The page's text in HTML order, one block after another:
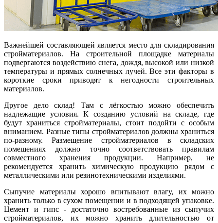
Важнейшей составляющей является место для складирования
стройматериалов. На строительной площадке материалы
подвергаются воздействию снега, дождя, высокой или низкой
температуры и прямых солнечных лучей. Все эти факторы в
короткие сроки приводят к негодности строительных
материалов.
Другое дело склад! Там с лёгкостью можно обеспечить
надлежащие условия. К созданию условий на складе, где
будут храниться стройматериалы, стоит подойти с особым
вниманием. Разные типы стройматериалов должны храниться
по-разному. Размещение стройматериалов в складских
помещениях должно точно соответствовать правилам
совместного хранения продукции. Например, не
рекомендуется хранить химическую продукцию рядом с
металлическими или резинотехническими изделиями.
Сыпучие материалы хорошо впитывают влагу, их можно
хранить только в сухом помещении и в подходящей упаковке.
Цемент и гипс - достаточно востребованные из сыпучих
стройматериалов, их можно хранить длительностью от